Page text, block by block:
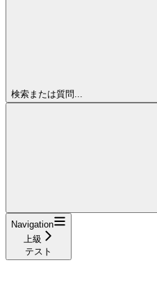
検索または質問...
Navigation
上級
テスト